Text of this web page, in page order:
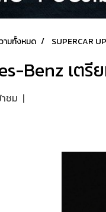
ามทั้งหมด SUPERCAR
Benz เต
ชม |